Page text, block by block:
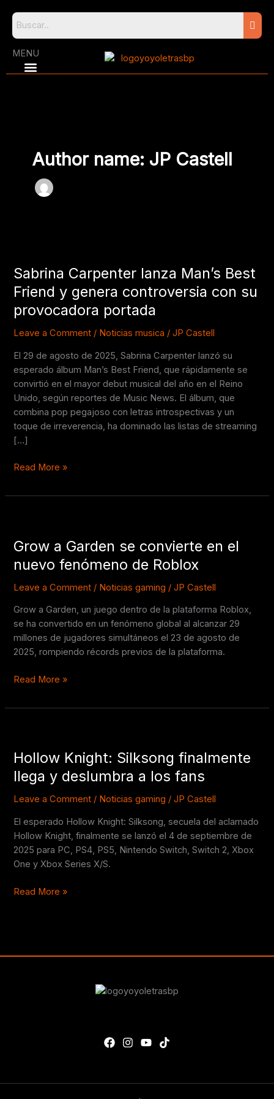
content
MENU
Author name: JP Castell
Sabrina Carpenter lanza Man’s Best
Friend y genera controversia con su
provocadora portada
Leave a Comment / Noticias musica /JP Castell
El 29 de agosto de 2025, Sabrina Carpenter lanzó su
esperado álbum Man’s Best Friend, que rápidamente se
convirtió en el mayor debut musical del año en el Reino
Unido, según reportes de Music News. El álbum, que
combina pop pegajoso con letras introspectivas y un
toque de irreverencia, ha dominado las listas de streaming
[…]
lanza
Man’s
Best
Friend
y
controversia
con
su
provocadora
portada
Read More »
Grow a Garden se convierte en el
nuevo fenómeno de Roblox
Leave a Comment / Noticias gaming /JP Castell
Grow a Garden, un juego dentro de la plataforma Roblox,
se ha convertido en un fenómeno global al alcanzar 29
millones de jugadores simultáneos el 23 de agosto de
2025, rompiendo récords previos de la plataforma.
Garden
convierte
en
nuevo
fenómeno
de
Roblox
Read More »
Hollow Knight: Silksong finalmente
llega y deslumbra a los fans
Leave a Comment / Noticias gaming /JP Castell
El esperado Hollow Knight: Silksong, secuela del aclamado
Hollow Knight, finalmente se lanzó el 4 de septiembre de
2025 para PC, PS4, PS5, Nintendo Switch, Switch 2, Xbox
One y Xbox Series X/S.
Silksong
finalmente
llega
y
a
los
fans
Read More »